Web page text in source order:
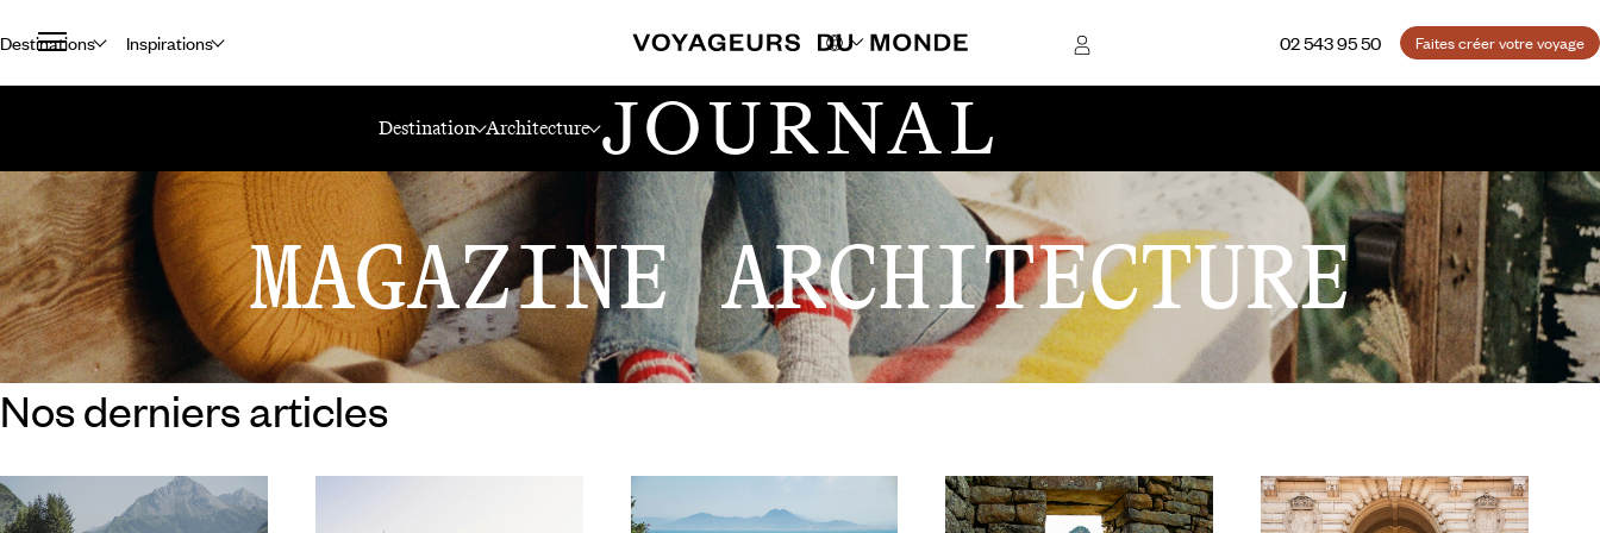
Destinations Inspirations 02 543 95 50 Faites créer votre voyage
Destination Architecture JOURNAL
MAGAZINE ARCHITECTURE
Nos derniers articles